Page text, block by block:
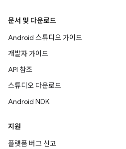
문서 및 다운로드
Android 스튜디오 가이드
개발자 가이드
API 참조
스튜디오 다운로드
Android NDK
지원
플랫폼 버그 신고